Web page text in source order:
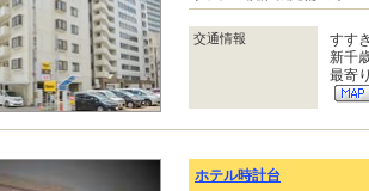
交通情報
すす
新千
最寄
ホテル時計台